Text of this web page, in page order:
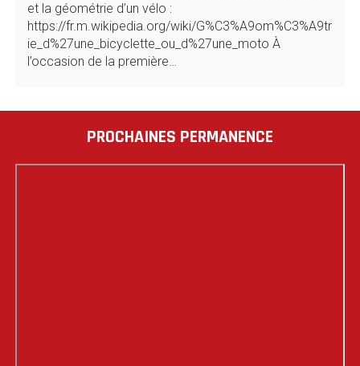
et la géométrie d’un vélo :
https://fr.m.wikipedia.org/wiki/G%C3%A9om%C3%A9tr
ie_d%27une_bicyclette_ou_d%27une_moto À
l’occasion de la première…
PROCHAINES PERMANENCE